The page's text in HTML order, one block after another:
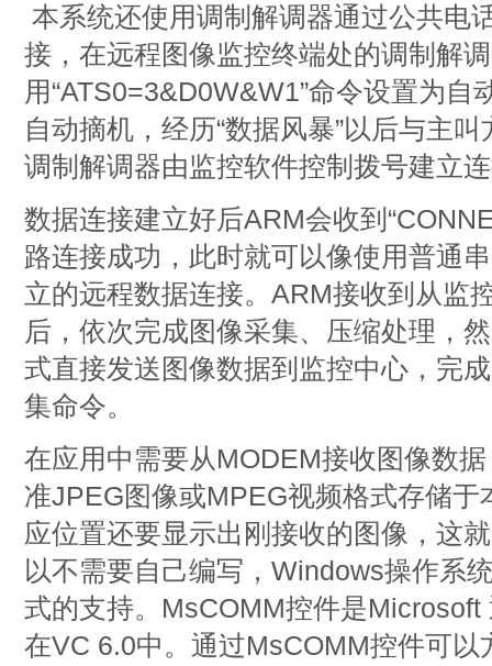
本系统还使用调制解调器通过公共电
接，在远程图像监控终端处的调制解
用“ATS0=3&D0W&W1”命令设置为
自动摘机，经历“数据风暴”以后与主
调制解调器由监控软件控制拨号建立
数据连接建立好后ARM会收到
路连接成功，此时就可以像使用普通
立的远程数据连接。ARM接收到从监
后，依次完成图像采集、压缩处理，
式直接发送图像数据到监控中心，完
集命令。
在应用中需要从MODEM接收图像数
准JPEG图像或MPEG视频格式存储
应位置还要显示出刚接收的图像，这
以不需要自己编写，Windows操作系
式的支持。MsCOMM控件是
在VC 6.0中。通过MsCOMM控件可